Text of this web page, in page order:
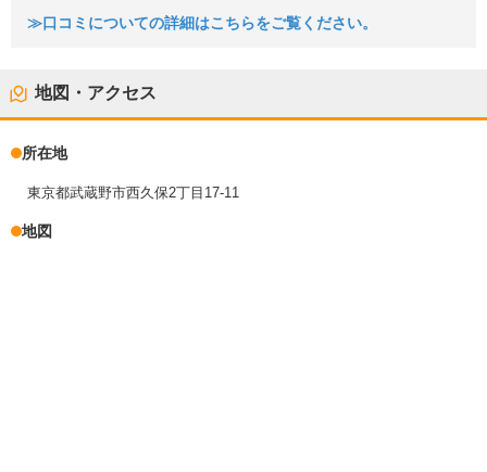
≫口コミについての詳細はこちらをご覧ください。
地図・アクセス
所在地
東京都武蔵野市西久保2丁目17-11
地図